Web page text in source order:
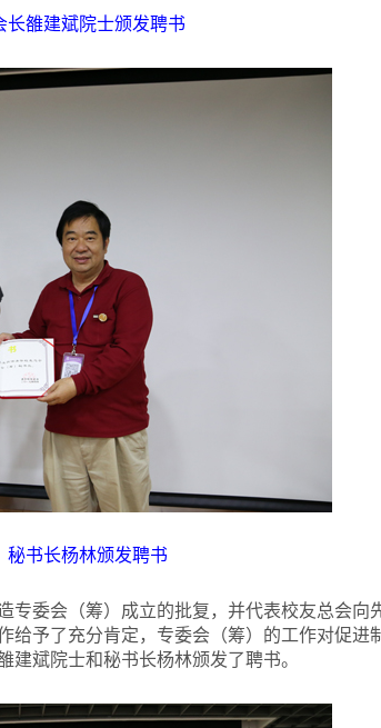
长雒建斌院士颁发聘书
秘书长杨林颁发聘书
委会（筹）成立的批复，并代表校友总会向
给予了充分肯定，专委会（筹）的工作对促进
斌院士和秘书长杨林颁发了聘书。